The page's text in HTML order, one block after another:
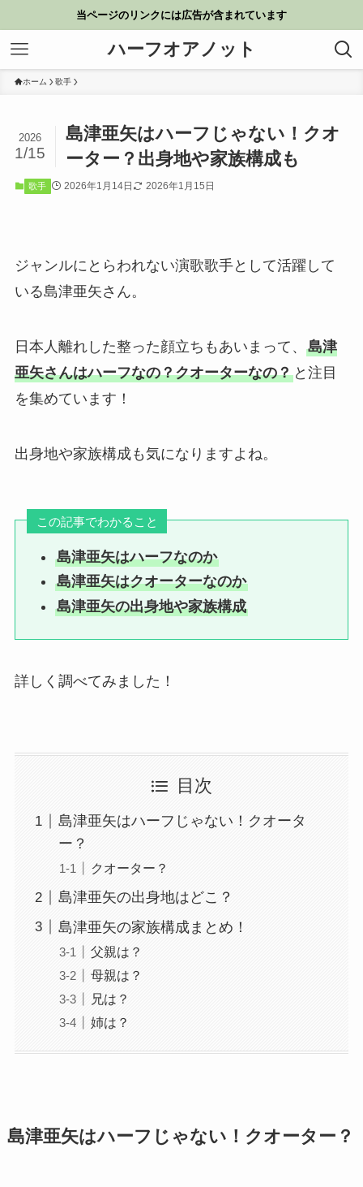
当ページのリンクには広告が含まれています
ハーフオアノット
ホーム 歌手
島津亜矢はハーフじゃない！クオ
ーター？出身地や家族構成も
2026
1/15
歌手 2026年1月14日 2026年1月15日
ジャンルにとらわれない演歌歌手として活躍して
いる島津亜矢さん。
日本人離れした整った顔立ちもあいまって、 島津
亜矢さんはハーフなの？クオーターなの？と注目
を集めています！
出身地や家族構成も気になりますよね。
この記事でわかること
島津亜矢はハーフなのか
島津亜矢はクオーターなのか
島津亜矢の出身地や家族構成
詳しく調べてみました！
目次
島津亜矢はハーフじゃない！クオータ
ー？
クオーター？
島津亜矢の出身地はどこ？
島津亜矢の家族構成まとめ！
父親は？
母親は？
兄は？
姉は？
島津亜矢はハーフじゃない！クオーター？